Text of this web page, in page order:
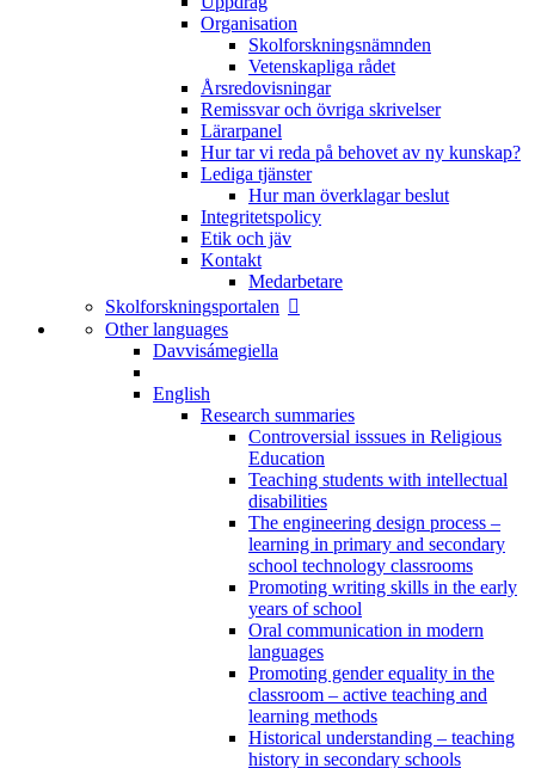
Organisation
Skolforskningsnämnden
Vetenskapliga rådet
Årsredovisningar
Remissvar och övriga skrivelser
Lärarpanel
Hur tar vi reda på behovet av ny kunskap?
Lediga tjänster
Hur man överklagar beslut
Integritetspolicy
Etik och jäv
Kontakt
Medarbetare
Skolforskningsportalen
Other languages
Davvisámegiella
English
Research summaries
Controversial isssues in Religious
Education
Teaching students with intellectual
disabilities
The engineering design process –
learning in primary and secondary
school technology classrooms
Promoting writing skills in the early
years of school
Oral communication in modern
languages
Promoting gender equality in the
classroom – active teaching and
learning methods
Historical understanding – teaching
history in secondary schools